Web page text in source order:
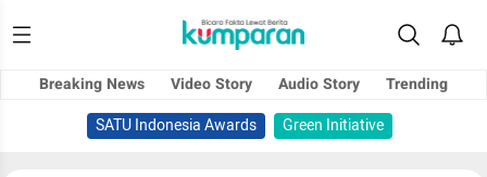
Breaking News Video Story Audio Story
Trending
SATU Indonesia Awards
Green Initiative